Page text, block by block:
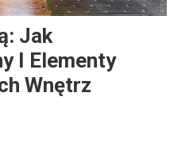
Jak
I Elementy
Wnętrz